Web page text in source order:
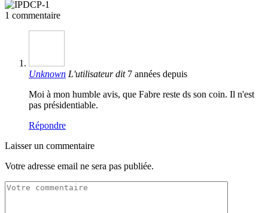
1 commentaire
Unknown L'utilisateur dit 7 années depuis
Moi à mon humble avis, que Fabre reste ds son coin. Il n'est
pas présidentiable.
Répondre
Laisser un commentaire
Votre adresse email ne sera pas publiée.